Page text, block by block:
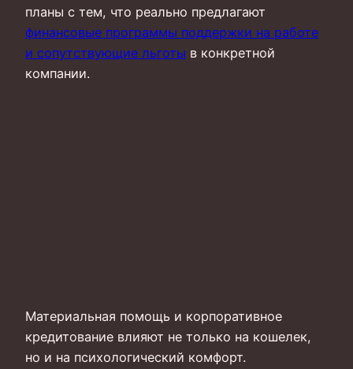
планы с тем, что реально предлагают
финансовые программы поддержки на работе
и сопутствующие льготы в конкретной
компании.
Материальная помощь и корпоративное
кредитование влияют не только на кошелек,
но и на психологический комфорт.